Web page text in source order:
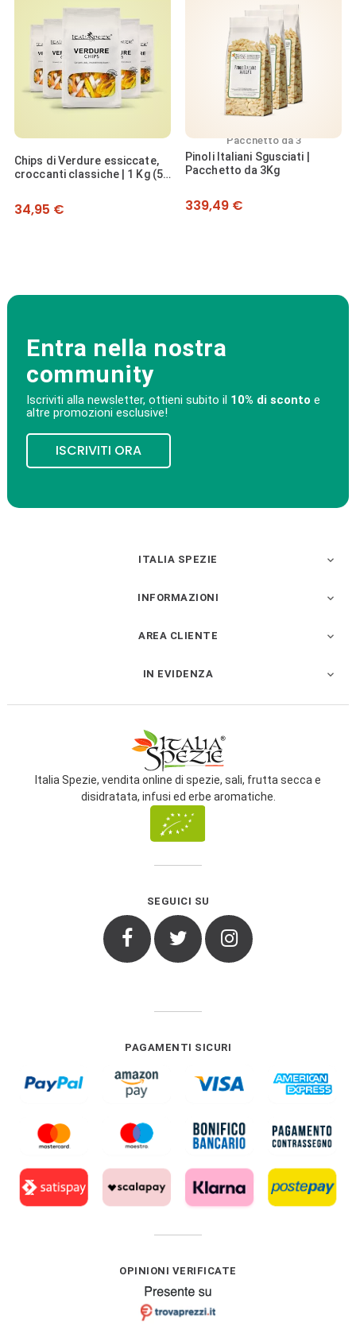
(5
Pacchetto da 3
Pinoli Italiani Sgusciati |
Pacchetto da 3Kg
Prezzo
339,49 €
Pacchetto da 4
Mix Zenzero disidratato
[Pacchetto da 4]
Prezzo
49,90 €
Entra nella nostra
community
Iscriviti alla newsletter, ottieni subito il 10% di sconto e
altre promozioni esclusive!
ISCRIVITI ORA
ITALIA SPEZIE 
INFORMAZIONI 
AREA CLIENTE 
IN EVIDENZA 
Italia Spezie, vendita online di spezie, sali, frutta secca e
disidratata, infusi ed erbe aromatiche.
SEGUICI SU
Facebook Twitter Instagram
PAGAMENTI SICURI
OPINIONI VERIFICATE